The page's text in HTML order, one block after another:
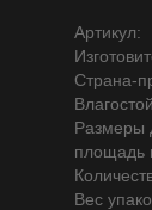
Артикул:
Страна-
Размеры
площадь
Вес